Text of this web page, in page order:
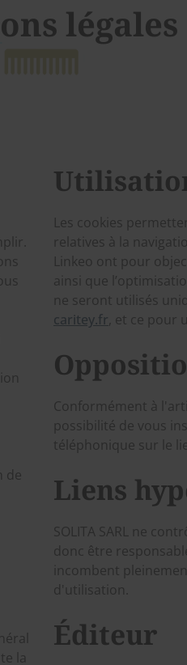
légales
de
la
Les cookies
relatives à la
Linkeo ont pour
ainsi que
ne seront utilisés
caritey.fr , et ce pour
Conformément à
possibilité de vous
téléphonique sur le
Liens
SOLITA SARL ne
donc être
incombent
d'utilisation.
Éditeur